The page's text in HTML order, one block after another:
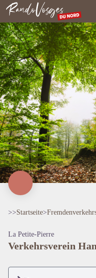
Nordvogesen
Verkehrsverein Hanau - La
>>Startseite>
La Petite-Pierre
Verkehrsverein